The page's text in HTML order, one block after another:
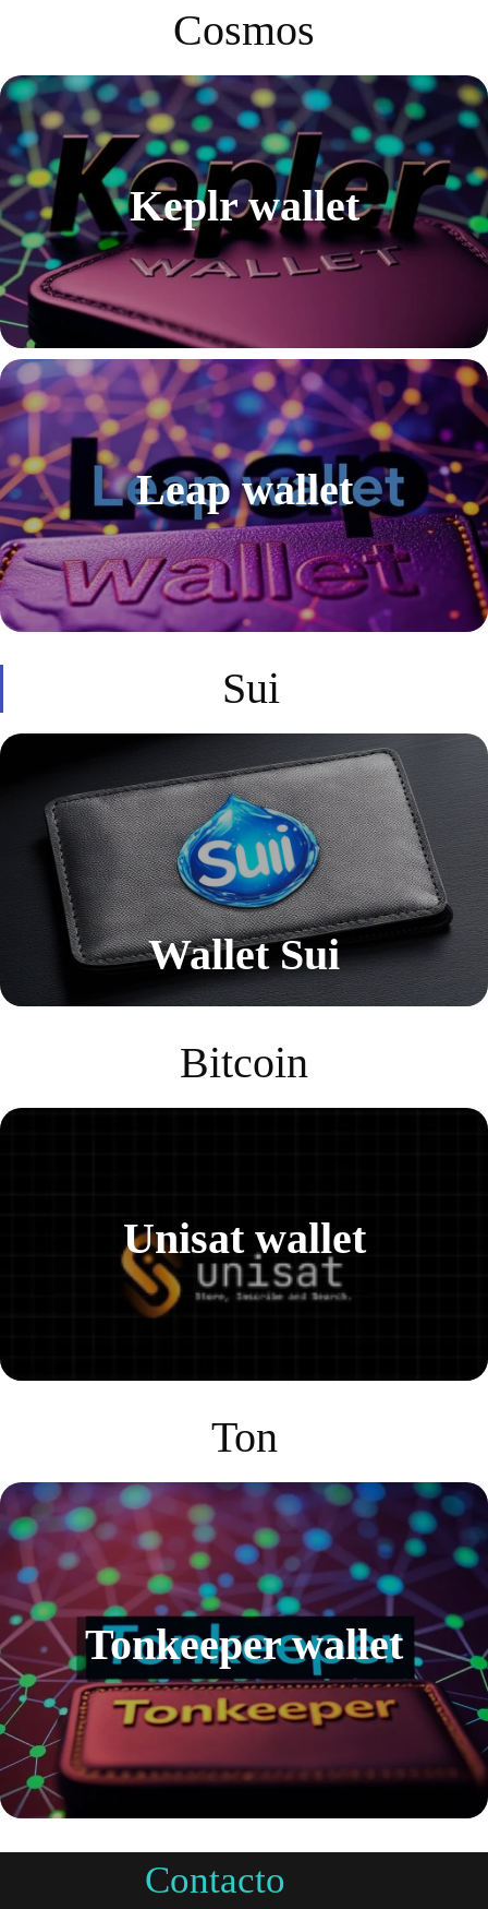
Cosmos
Keplr wallet
Leap wallet
Sui
Wallet Sui
Bitcoin
Unisat wallet
Ton
Tonkeeper wallet
Contacto